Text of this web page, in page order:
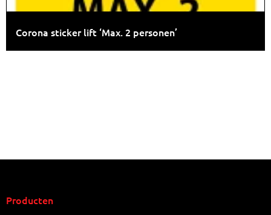
Corona sticker lift ‘Max. 2 personen’
Producten